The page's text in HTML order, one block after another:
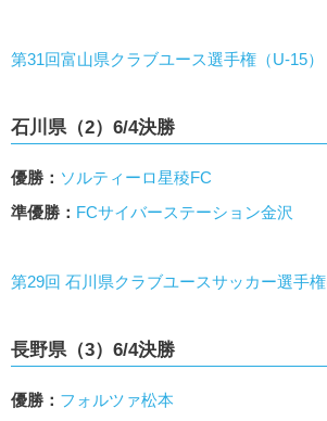
第31回富山県クラブユース選手権（U-15）
石川県（2）6/4決勝
優勝： ソルティーロ星稜FC
準優勝： FCサイバーステーション金沢
第29回 石川県クラブユースサッカー選手
長野県（3）6/4決勝
優勝： フォルツァ松本